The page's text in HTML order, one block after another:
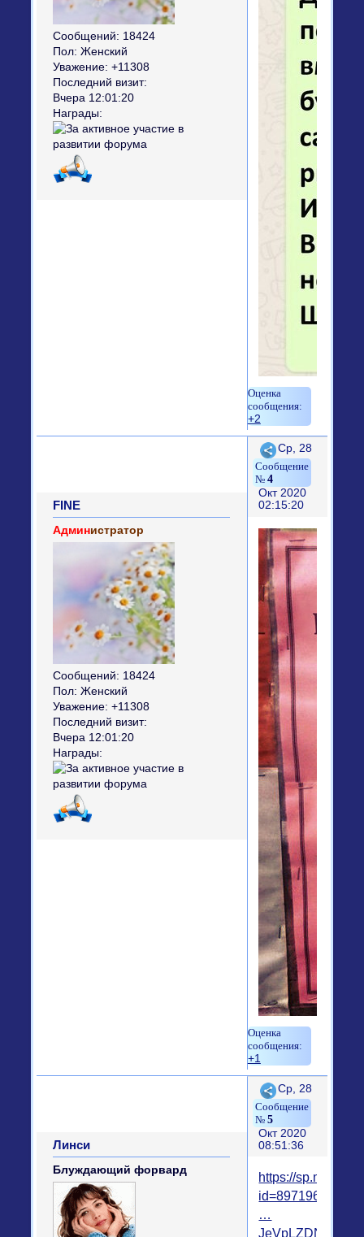
Сообщений: 18424
Пол: Женский
Уважение: +11308
Последний визит:
Вчера 12:01:20
Награды:
+2
Поделиться
4
Ср, 28
Окт 2020
02:15:20
FINE
Администратор
Сообщений: 18424
Пол: Женский
Уважение: +11308
Последний визит:
Вчера 12:01:20
Награды:
+1
Поделиться
5
Ср, 28
Окт 2020
08:51:36
Линси
Блуждающий форвард
https://
id=8971962540
…
JeVpLZDN5E